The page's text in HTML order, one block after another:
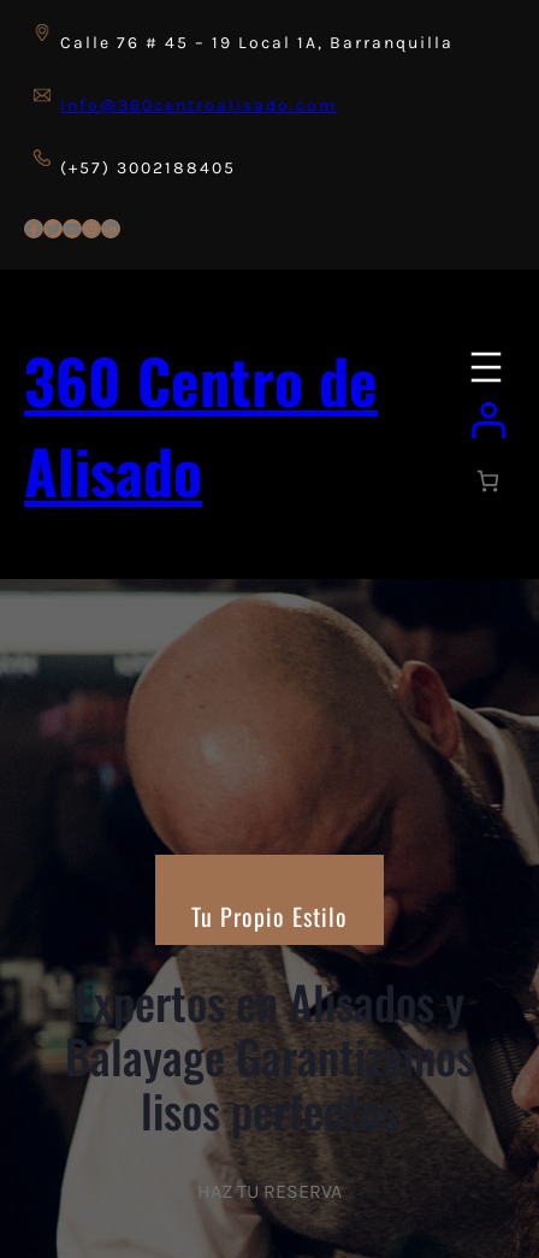
Calle 76 # 45 – 19 Local 1A, Barranquilla
info@360centroalisado.com
(+57) 3002188405
Facebook
Twitter
YouTube
Instagram
LinkedIn
360 Centro de
Alisado
Tu Propio Estilo
Expertos en Alisados y
Balayage Garantizamos
lisos perfectos
HAZ TU RESERVA